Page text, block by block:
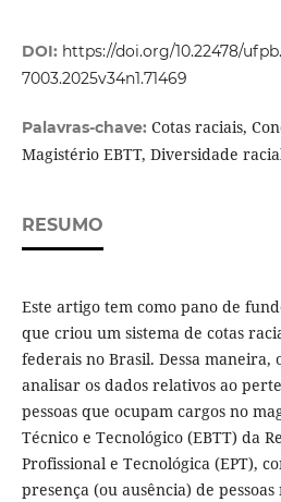
DOI: https://doi.org/10.22478/
7003.2025v34n1.71469
Palavras-chave: Cotas raciais,
Magistério EBTT, Diversidade
RESUMO
Este artigo tem como pano de
que criou um sistema de cotas
federais no Brasil. Dessa maneira,
analisar os dados relativos ao
pessoas que ocupam cargos no
Técnico e Tecnológico (EBTT) da
Profissional e Tecnológica (EPT),
presença (ou ausência) de pessoas